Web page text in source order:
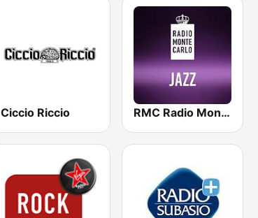
Ciccio Riccio RMC Radio Monte Carlo Jazz